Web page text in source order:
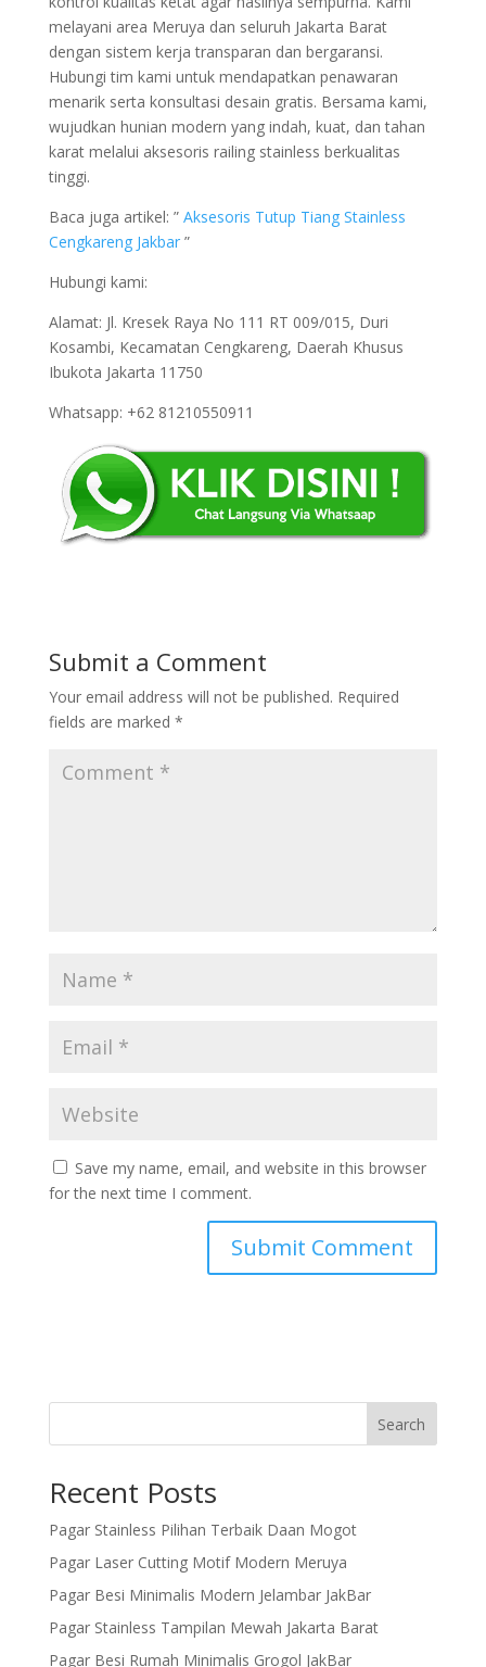
melayani area Meruya dan seluruh Jakarta Barat
dengan sistem kerja transparan dan bergaransi.
Hubungi tim kami untuk mendapatkan penawaran
menarik serta konsultasi desain gratis. Bersama kami,
wujudkan hunian modern yang indah, kuat, dan tahan
karat melalui aksesoris railing stainless berkualitas
tinggi.
Baca juga artikel: ” Aksesoris Tutup Tiang Stainless
Cengkareng Jakbar”
Hubungi kami:
Alamat: Jl. Kresek Raya No 111 RT 009/015, Duri
Kosambi, Kecamatan Cengkareng, Daerah Khusus
Ibukota Jakarta 11750
Whatsapp: +62 81210550911
Submit a Comment
Your email address will not be published. Required
fields are marked *
Save my name, email, and website in this browser
for the next time I comment.
Search
Recent Posts
Pagar Stainless Pilihan Terbaik Daan Mogot
Pagar Laser Cutting Motif Modern Meruya
Pagar Besi Minimalis Modern Jelambar JakBar
Pagar Stainless Tampilan Mewah Jakarta Barat
Pagar Besi Rumah Minimalis Grogol JakBar